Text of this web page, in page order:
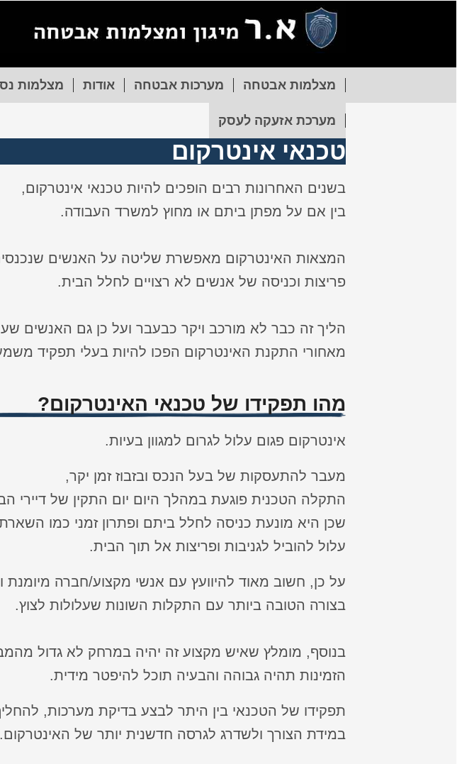
מצלמות אבטחה מערכות אבטחה אודות מצלמות
מערכת אזעקה לעסק
טכנאי אינטרקום
בשנים האחרונות רבים הופכים להיות טכנאי אינטרקום,
בין אם על מפתן ביתם או מחוץ למשרד העבודה.
המצאות האינטרקום מאפשרת שליטה על האנשים שנכנסים
פריצות וכניסה של אנשים לא רצויים לחלל הבית.
הליך זה כבר לא מורכב ויקר כבעבר ועל כן גם האנשים
מאחורי התקנת האינטרקום הפכו להיות בעלי תפקיד
מהו תפקידו של טכנאי האינטרקום?
אינטרקום פגום עלול לגרום למגוון בעיות.
מעבר להתעסקות של בעל הנכס ובזבוז זמן יקר,
התקלה הטכנית פוגעת במהלך היום יום התקין של דיירי
שכן היא מונעת כניסה לחלל ביתם ופתרון זמני כמו
עלול להוביל לגניבות ופריצות אל תוך הבית.
על כן, חשוב מאוד להיוועץ עם אנשי מקצוע/חברה
בצורה הטובה ביותר עם התקלות השונות שעלולות לצוץ.
בנוסף, מומלץ שאיש מקצוע זה יהיה במרחק לא גדול
הזמינות תהיה גבוהה והבעיה תוכל להיפטר מידית.
תפקידו של הטכנאי בין היתר לבצע בדיקת מערכות,
במידת הצורך ולשדרג לגרסה חדשנית יותר של האינטרקום.